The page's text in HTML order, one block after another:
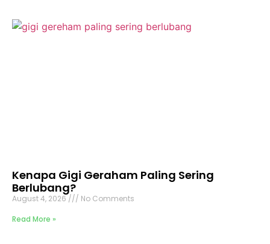
Kenapa Gigi Geraham Paling Sering
Berlubang?
August 4, 2026
No Comments
Read More »